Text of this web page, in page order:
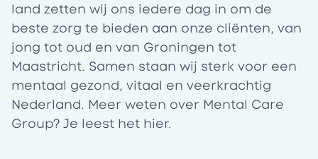
land zetten wij ons iedere dag in om de
beste zorg te bieden aan onze cliënten, van
jong tot oud en van Groningen tot
Maastricht. Samen staan wij sterk voor een
mentaal gezond, vitaal en veerkrachtig
Nederland. Meer weten over Mental Care
Group? Je leest het hier.